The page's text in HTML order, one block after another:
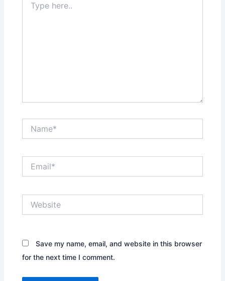
here..
Save my name, email, and website in this browser
for the next time I comment.